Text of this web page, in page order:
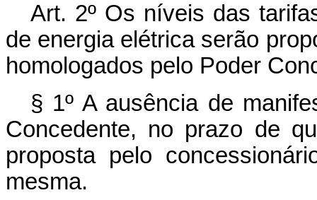
Art. 2º Os níveis das
de energia elétrica serão
homologados pelo Poder
§ 1º A ausência de
Concedente, no prazo de
proposta pelo
mesma.